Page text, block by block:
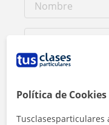
Política de Cookies
Tusclasesparticulares